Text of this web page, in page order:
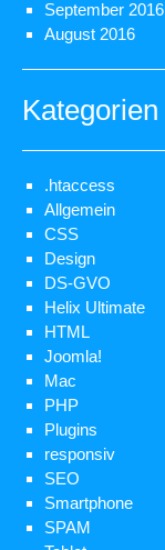
September 2016
August 2016
Kategorien
.htaccess
Allgemein
CSS
Design
DS-GVO
Helix Ultimate
HTML
Joomla!
Mac
PHP
Plugins
responsiv
SEO
Smartphone
SPAM